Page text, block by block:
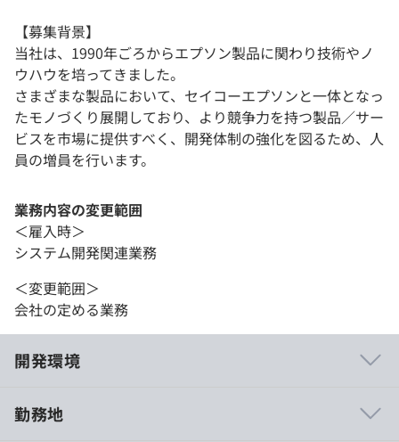
【募集背景】
当社は、1990年ごろからエプソン製品に関わり技術やノ
ウハウを培ってきました。
さまざまな製品において、セイコーエプソンと一体となっ
たモノづくり展開しており、より競争力を持つ製品／サー
ビスを市場に提供すべく、開発体制の強化を図るため、人
員の増員を行います。
業務内容の変更範囲
＜雇入時＞
システム開発関連業務
＜変更範囲＞
会社の定める業務
開発環境
勤務地